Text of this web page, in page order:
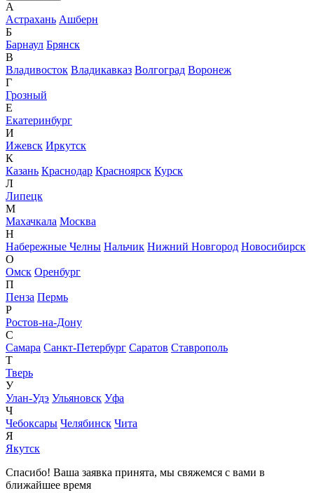
А
Астрахань Ашберн
Б
Барнаул Брянск
В
Владивосток Владикавказ Волгоград Воронеж
Г
Грозный
Е
Екатеринбург
И
Ижевск Иркутск
К
Казань Краснодар Красноярск Курск
Л
Липецк
М
Махачкала Москва
Н
Набережные Челны Нальчик Нижний Новгород Новосибирск
О
Омск Оренбург
П
Пенза Пермь
Р
Ростов-на-Дону
С
Самара Санкт-Петербург Саратов Ставрополь
Т
Тверь
У
Улан-Удэ Ульяновск Уфа
Ч
Чебоксары Челябинск Чита
Я
Якутск
Спасибо! Ваша заявка принята, мы свяжемся с вами в
ближайшее время